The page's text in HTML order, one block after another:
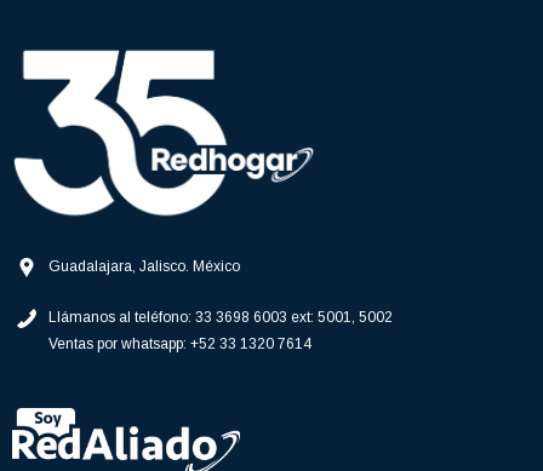
Guadalajara, Jalisco. México
Llámanos al teléfono: 33 3698 6003 ext: 5001, 5002
Ventas por whatsapp: +52 33 1320 7614